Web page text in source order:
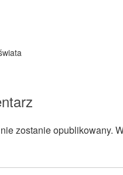
zostanie opublikowany.